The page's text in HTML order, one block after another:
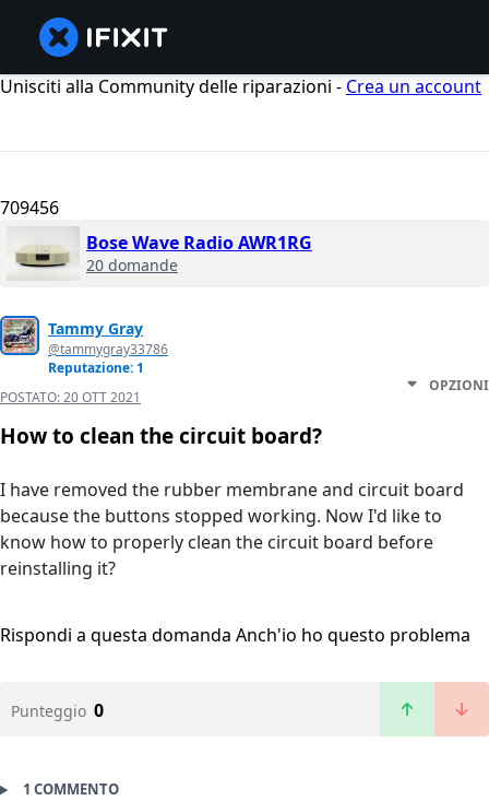
Unisciti alla Community delle riparazioni - Crea un account
709456
Bose Wave Radio AWR1RG
20 domande
Tammy Gray
@tammygray33786
Reputazione: 1
POSTATO:20 OTT 2021
OPZIONI
How to clean the circuit board?
I have removed the rubber membrane and circuit board
because the buttons stopped working. Now I'd like to
know how to properly clean the circuit board before
reinstalling it?
Rispondi a questa domanda Anch'io ho questo problema
Punteggio 0
1 COMMENTO